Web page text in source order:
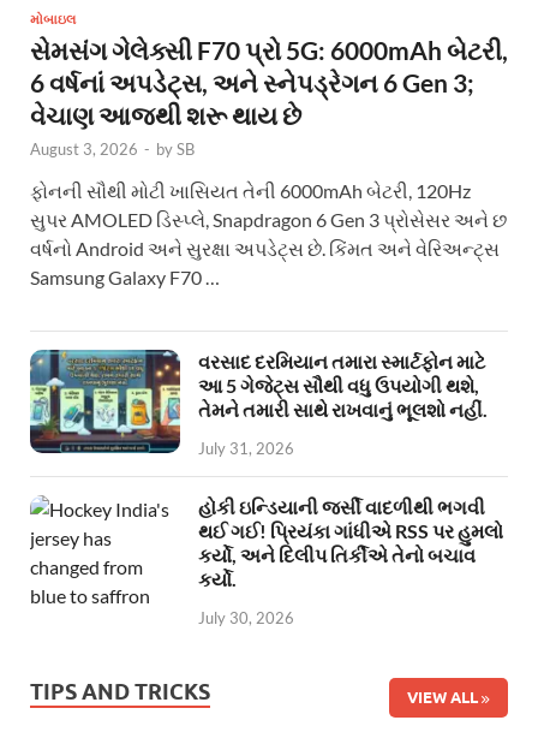
મોબાઇલ
સેમસંગ ગેલેક્સી F70 પ્રો 5G: 6000mAh બેટરી,
6 વર્ષનાં અપડેટ્સ, અને સ્નેપડ્રેગન 6 Gen 3;
વેચાણ આજથી શરૂ થાય છે
August 3, 2026 - bySB
ફોનની સૌથી મોટી ખાસિયત તેની 6000mAh બેટરી, 120Hz
સુપર AMOLED ડિસ્પ્લે, Snapdragon 6 Gen 3 પ્રોસેસર અને છ
વર્ષનો Android અને સુરક્ષા અપડેટ્સ છે. કિંમત અને વેરિઅન્ટ્સ
Samsung Galaxy F70 …
વરસાદ દરમિયાન તમારા સ્માર્ટફોન માટે
આ 5 ગેજેટ્સ સૌથી વધુ ઉપયોગી થશે,
તેમને તમારી સાથે રાખવાનું ભૂલશો નહીં.
July 31, 2026
હોકી ઇન્ડિયાની જર્સી વાદળીથી ભગવી
થઈ ગઈ! પ્રિયંકા ગાંધીએ RSS પર હુમલો
કર્યો, અને દિલીપ તિર્કીએ તેનો બચાવ
કર્યો.
July 30, 2026
TIPS AND TRICKS VIEW ALL